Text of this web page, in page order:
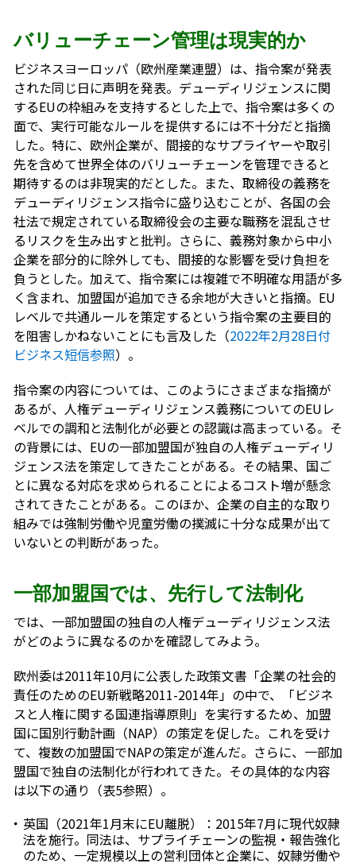
バリューチェーン管理は現実的か
ビジネスヨーロッパ（欧州産業連盟）は、指令案が発表
された同じ日に声明を発表。デューディリジェンスに関
するEUの枠組みを支持するとした上で、指令案は多くの
面で、実行可能なルールを提供するには不十分だと指摘
した。特に、欧州企業が、間接的なサプライヤーや取引
先を含めて世界全体のバリューチェーンを管理できると
期待するのは非現実的だとした。また、取締役の義務を
デューディリジェンス指令に盛り込むことが、各国の会
社法で規定されている取締役会の主要な職務を混乱させ
るリスクを生み出すと批判。さらに、義務対象から中小
企業を部分的に除外しても、間接的な影響を受け負担を
負うとした。加えて、指令案には複雑で不明確な用語が多
く含まれ、加盟国が追加できる余地が大きいと指摘。EU
レベルで共通ルールを策定するという指令案の主要目的
を阻害しかねないことにも言及した（2022年2月28日付
ビジネス短信参照）。
指令案の内容については、このようにさまざまな指摘が
あるが、人権デューディリジェンス義務についてのEUレ
ベルでの調和と法制化が必要との認識は高まっている。そ
の背景には、EUの一部加盟国が独自の人権デューディリ
ジェンス法を策定してきたことがある。その結果、国ご
とに異なる対応を求められることによるコスト増が懸念
されてきたことがある。このほか、企業の自主的な取り
組みでは強制労働や児童労働の撲滅に十分な成果が出て
いないとの判断があった。
一部加盟国では、先行して法制化
では、一部加盟国の独自の人権デューディリジェンス法
がどのように異なるのかを確認してみよう。
欧州委は2011年10月に公表した政策文書「企業の社会的
責任のためのEU新戦略2011-2014年」の中で、「ビジネ
スと人権に関する国連指導原則」を実行するため、加盟
国に国別行動計画（NAP）の策定を促した。これを受け
て、複数の加盟国でNAPの策定が進んだ。さらに、一部加
盟国で独自の法制化が行われてきた。その具体的な内容
は以下の通り（表5参照）。
英国（2021年1月末にEU離脱）：2015年7月に現代奴隷
法を施行。同法は、サプライチェーンの監視・報告強化
のため、一定規模以上の営利団体と企業に、奴隷労働や